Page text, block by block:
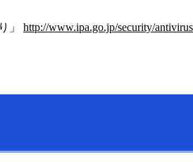
」 http://www.ipa.go.jp/security/